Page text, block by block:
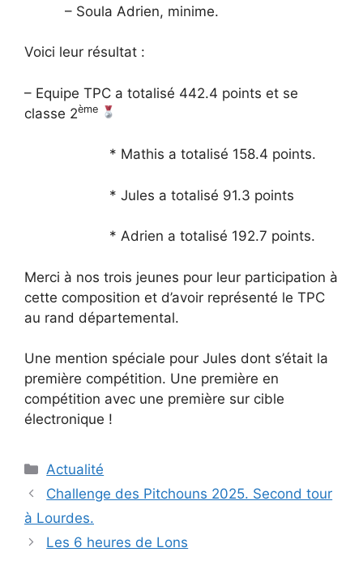
– Soula Adrien, minime.
Voici leur résultat :
– Equipe TPC a totalisé 442.4 points et se
classe 2ème
* Mathis a totalisé 158.4 points.
* Jules a totalisé 91.3 points
* Adrien a totalisé 192.7 points.
Merci à nos trois jeunes pour leur participation à
cette composition et d’avoir représenté le TPC
au rand départemental.
Une mention spéciale pour Jules dont s’était la
première compétition. Une première en
compétition avec une première sur cible
électronique !
Catégories
Actualité
Navigation
des
Challenge des Pitchouns 2025. Second tour
à Lourdes.
Les 6 heures de Lons